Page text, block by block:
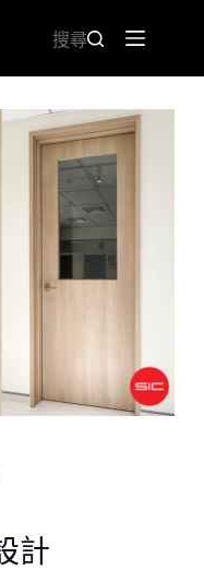
搜尋
計